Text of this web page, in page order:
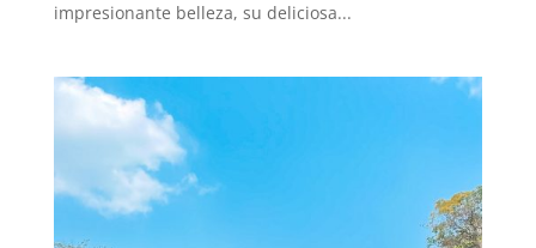
impresionante belleza, su deliciosa...